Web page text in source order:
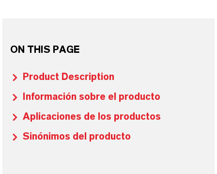
ON THIS PAGE
Product Description
Información sobre el producto
Aplicaciones de los productos
Sinónimos del producto